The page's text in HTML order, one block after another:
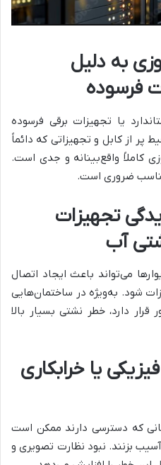
به دلیل
فرسوده
یا تجهیزات برقی فرسوده
پر از کابل و تجهیزاتی که دائماً
کاملاً واقع‌بینانه و جدی است.
ضروری است.
تجهیزات
آب
می‌تواند باعث ایجاد اتصال
شود. به‌ویژه در ساختمان‌هایی
دارد، خطر نشتی بسیار بالا
یا خرابکاری
که دسترسی دارند ممکن است
بزنند. نبود نظارت تصویری و